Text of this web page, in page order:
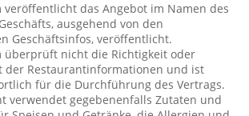
veröffentlicht das Angebot im Namen des
ausgehend von den
Geschäftsinfos, veröffentlicht.
überprüft nicht die Richtigkeit oder
der Restaurantinformationen und ist
für die Durchführung des Vertrags.
verwendet gegebenenfalls Zutaten und